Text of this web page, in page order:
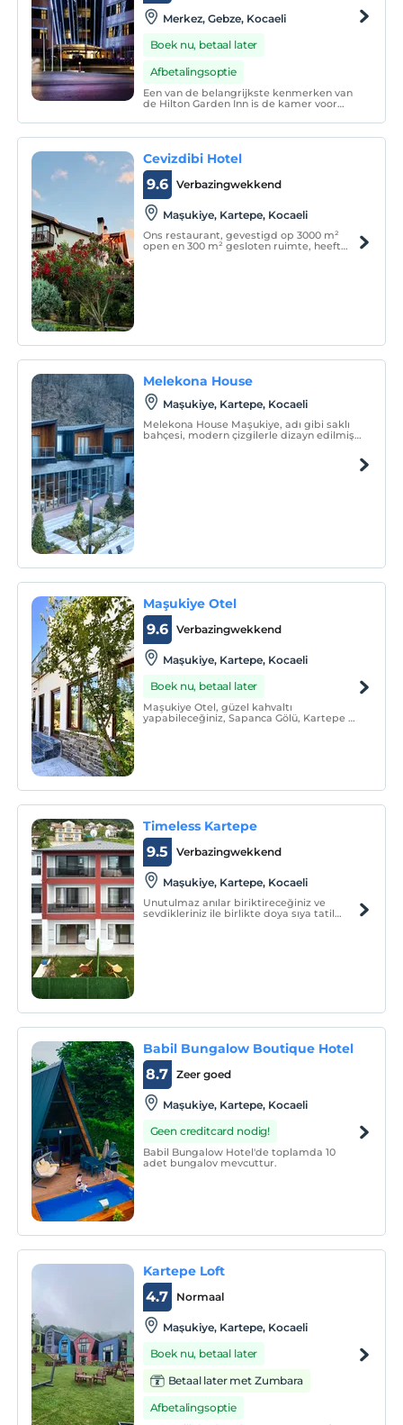
Merkez, Gebze, Kocaeli
Boek nu, betaal later
Afbetalingsoptie
Een van de belangrijkste kenmerken van
de Hilton Garden Inn is de kamer voor
in de meeste hotels en hostels kunnen
zien, en die is gebouwd met het oog op
Cevizdibi Hotel
Verbazingwekkend
9.6
Maşukiye, Kartepe, Kocaeli
Ons restaurant, gevestigd op 3000 m²
open en 300 m² gesloten ruimte, heeft
Melekona House
Maşukiye, Kartepe, Kocaeli
Melekona House Maşukiye, adı gibi saklı
bahçesi, modern çizgilerle dizayn edilmiş
Maşukiye Otel
Verbazingwekkend
9.6
Maşukiye, Kartepe, Kocaeli
Boek nu, betaal later
Maşukiye Otel, güzel kahvaltı
yapabileceğiniz, Sapanca Gölü, Kartepe de
Timeless Kartepe
Verbazingwekkend
9.5
Maşukiye, Kartepe, Kocaeli
Unutulmaz anılar biriktireceğiniz ve
sevdikleriniz ile birlikte doya sıya tatil
Babil Bungalow Boutique Hotel
Zeer goed
8.7
Maşukiye, Kartepe, Kocaeli
Geen creditcard nodig!
Babil Bungalow Hotel'de toplamda 10
adet bungalov mevcuttur.
Kartepe Loft
Normaal
4.7
Maşukiye, Kartepe, Kocaeli
Boek nu, betaal later
Betaal later met Zumbara
Afbetalingsoptie